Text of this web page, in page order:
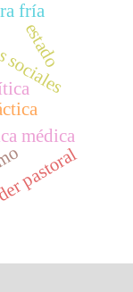
médica
fría
pastoral
estado